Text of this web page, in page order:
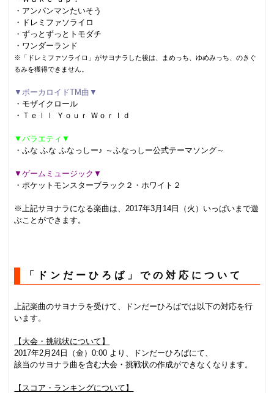
・アンパンマンたいそう
・ドレミファソライロ
・ずっとずっとトモダチ
・ワンダーランド
※「ドレミファソライロ」がサヨナラした後は、
まめっち、ゆめみっち、のきぐ
るみを獲得できません。
▼ボーカロイドTM曲▼
・モザイクロール
・Ｔｅｌｌ Ｙｏｕｒ Ｗｏｒｌｄ
▼バラエティ▼
・ふな ふな ふなっしー♪ ～ふなっしー公式テーマソング～
▼ゲームミュージック▼
・ポケットモンスターブラック２・ホワイト２
※上記サヨナラになる楽曲は、2017年3月14日（火）いっぱいまで遊
ぶことができます。
「ドンだーひろば」での対応について
上記楽曲のサヨナラを受けて、ドンだーひろばでは以下の対応を行
います。
【大会・挑戦状について】
2017年2月24日（金）0:00 より、ドンだーひろばにて、
該当のサヨナラ曲を含む大会・挑戦状の作成ができなくなります。
【スコア・ランキングについて】